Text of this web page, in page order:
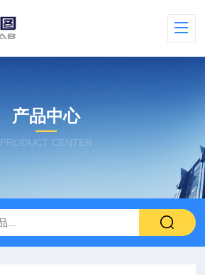
产品中心
PRODUCT CENTER